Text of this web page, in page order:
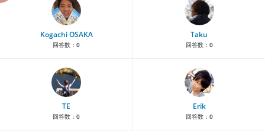
Kogachi OSAKA
回答数： 0
Taku
回答数： 0
TE
回答数： 0
Erik
回答数： 0